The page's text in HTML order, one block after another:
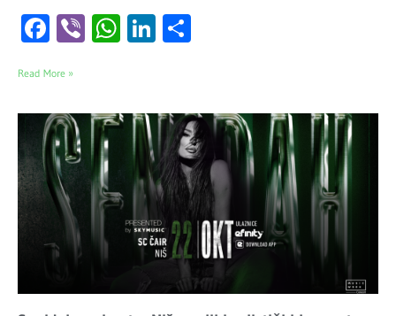
Facebook
ViberWhatsApp
LinkedIn
Read More »